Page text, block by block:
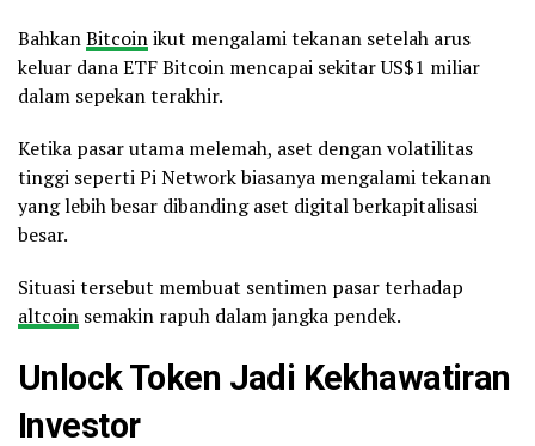
BahkanBitcoinikut mengalami tekanan setelah arus
keluar dana ETF Bitcoin mencapai sekitar US$1 miliar
dalam sepekan terakhir.
Ketika pasar utama melemah, aset dengan volatilitas
tinggi seperti Pi Network biasanya mengalami tekanan
yang lebih besar dibanding aset digital berkapitalisasi
besar.
Situasi tersebut membuat sentimen pasar terhadap
altcoin semakin rapuh dalam jangka pendek.
Unlock Token Jadi Kekhawatiran
Investor